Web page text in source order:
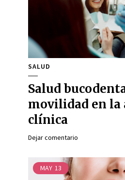
SALUD
Salud
movilidad en la
clínica
Dejar comentario
MAY 13